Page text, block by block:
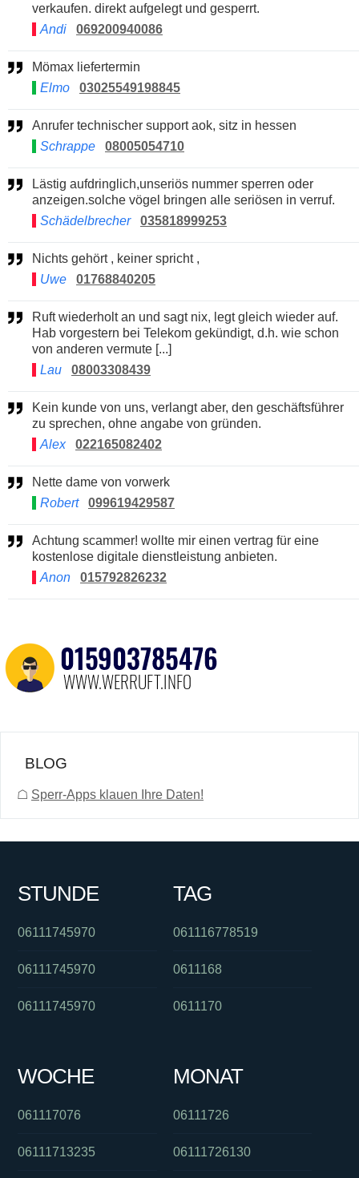
verkaufen. direkt aufgelegt und gesperrt.
Andi
069200940086
Mömax liefertermin
Elmo
03025549198845
Anrufer technischer support aok, sitz in hessen
Schrappe
08005054710
Lästig aufdringlich,unseriös nummer sperren oder
anzeigen.solche vögel bringen alle seriösen in verruf.
Schädelbrecher
035818999253
Nichts gehört , keiner spricht ,
Uwe
01768840205
Ruft wiederholt an und sagt nix, legt gleich wieder auf.
Hab vorgestern bei Telekom gekündigt, d.h. wie schon
von anderen vermute [...]
Lau
08003308439
Kein kunde von uns, verlangt aber, den geschäftsführer
zu sprechen, ohne angabe von gründen.
Alex
022165082402
Nette dame von vorwerk
Robert
099619429587
Achtung scammer! wollte mir einen vertrag für eine
kostenlose digitale dienstleistung anbieten.
Anon
015792826232
BLOG
☖ Sperr-Apps klauen Ihre Daten!
STUNDE
06111745970
06111745970
06111745970
TAG
061116778519
0611168
0611170
WOCHE
061117076
06111713235
MONAT
06111726
06111726130